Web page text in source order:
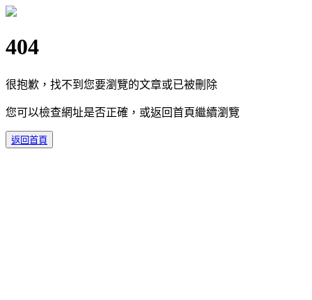
404
很抱歉，找不到您要瀏覽的文章或已被刪除
您可以檢查網址是否正確，或返回首頁繼續瀏覽
返回首頁